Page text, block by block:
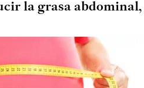
la grasa abdominal,